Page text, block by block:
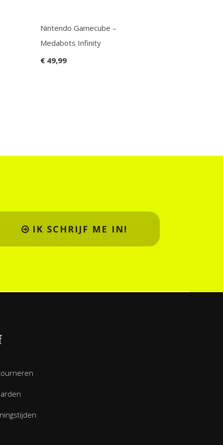
Nintendo Gamecube –
Medabots Infinity
€ 49,99
IK SCHRIJF ME IN!